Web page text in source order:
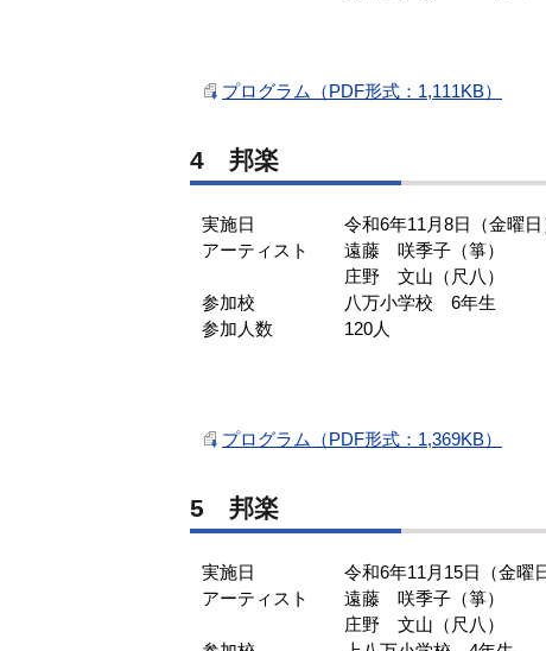
プログラム（PDF形式：1,111KB）
4 邦楽
実施日 令和6年11月8日（金曜日
アーティスト 遠藤 咲季子（箏）
庄野 文山（尺八）
参加校 八万小学校 6年生
参加人数 120人
プログラム（PDF形式：1,369KB）
5 邦楽
実施日 令和6年11月15日（金曜日
アーティスト 遠藤 咲季子（箏）
庄野 文山（尺八）